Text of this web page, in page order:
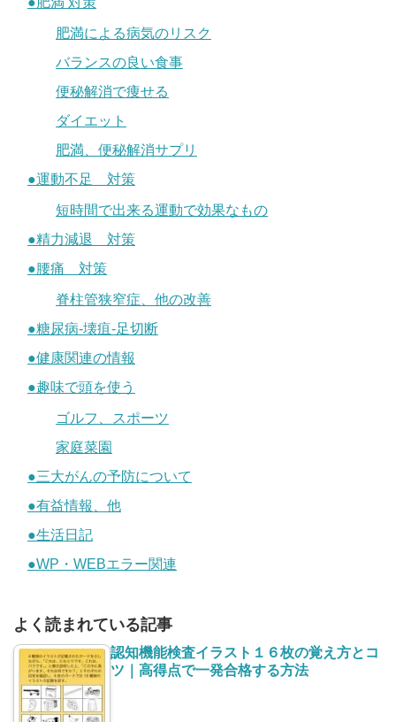
肥満による病気のリスク
バランスの良い食事
便秘解消で痩せる
ダイエット
肥満、便秘解消サプリ
●運動不足 対策
短時間で出来る運動で効果なもの
●精力減退 対策
●腰痛 対策
脊柱管狭窄症、他の改善
●糖尿病-壊疽-足切断
●健康関連の情報
●趣味で頭を使う
ゴルフ、スポーツ
家庭菜園
●三大がんの予防について
●有益情報、他
●生活日記
●WP・WEBエラー関連
よく読まれている記事
認知機能検査イラスト１６枚の覚え方とコ
ツ｜高得点で一発合格する方法